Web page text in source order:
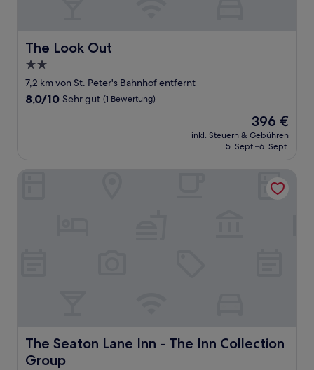
The Look Out
The Look Out
2.0-
Sterne-
Unterkunft
7,2 km von St. Peter's Bahnhof entfernt
8.0
Bewertung)
8,0/10 Sehr gut (1 Bewertung)
Der
Preis
beträgt
396 €
inkl. Steuern & Gebühren
5. Sept.–6. Sept.
The Seaton Lane Inn - The Inn Collection
Group
The Seaton Lane Inn - The Inn Collection Group